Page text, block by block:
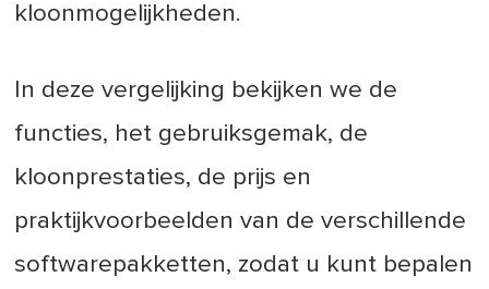
kloonmogelijkheden.
In deze vergelijking bekijken we de
functies, het gebruiksgemak, de
kloonprestaties, de prijs en
praktijkvoorbeelden van de verschillende
softwarepakketten, zodat u kunt bepalen